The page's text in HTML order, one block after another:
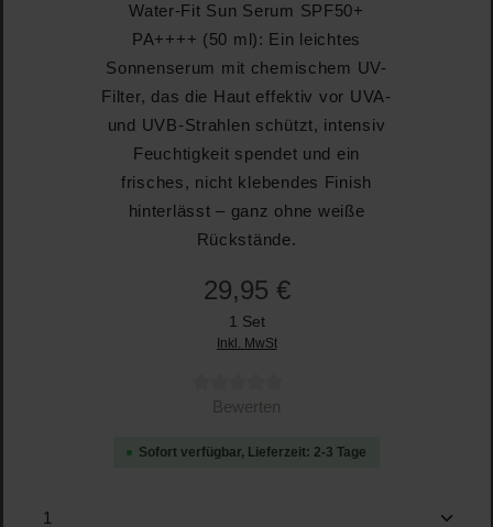
Water-Fit Sun Serum SPF50+
PA++++ (50 ml): Ein leichtes
Sonnenserum mit chemischem UV-
Filter, das die Haut effektiv vor UVA-
und UVB-Strahlen schützt, intensiv
Feuchtigkeit spendet und ein
frisches, nicht klebendes Finish
hinterlässt – ganz ohne weiße
Rückstände.
29,95 €
1 Set
Inkl. MwSt
Durchschnittliche Bewertung von 0 von 5 Sternen
Bewerten
Sofort verfügbar, Lieferzeit: 2-3 Tage
Produkt Anzahl: Gib den gewünschten Wert ein